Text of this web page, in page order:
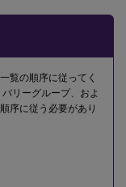
覧の順序に従ってく
リーグループ、およ
序に従う必要があり